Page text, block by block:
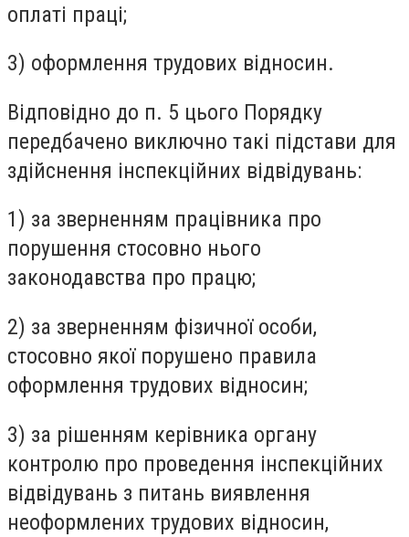
оплаті праці;
3) оформлення трудових відносин.
Відповідно до п. 5 цього Порядку
передбачено виключно такі підстави для
здійснення інспекційних відвідувань:
1) за зверненням працівника про
порушення стосовно нього
законодавства про працю;
2) за зверненням фізичної особи,
стосовно якої порушено правила
оформлення трудових відносин;
3) за рішенням керівника органу
контролю про проведення інспекційних
відвідувань з питань виявлення
неоформлених трудових відносин,